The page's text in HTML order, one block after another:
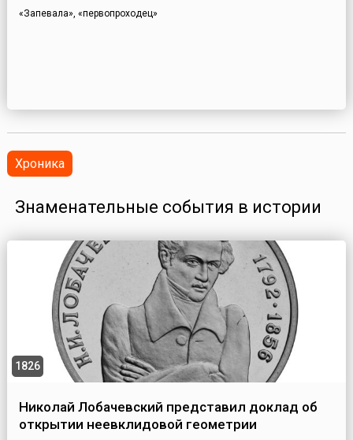
«Запевала», «первопроходец»
Хроника
Знаменательные события в истории
1826
Николай Лобачевский представил доклад об
открытии неевклидовой геометрии